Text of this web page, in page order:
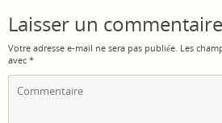
Laisser un commentaire
Votre adresse e-mail ne sera pas publiée. Les
avec *